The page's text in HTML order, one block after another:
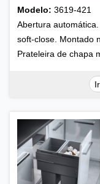
Modelo: 3619-421
Abertura
soft-close. Montado
Prateleira de chapa